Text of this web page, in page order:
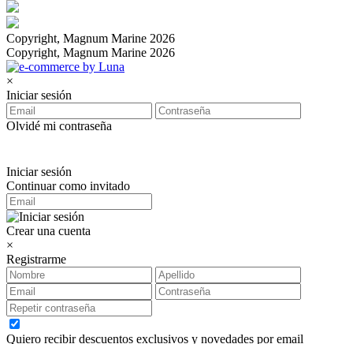
Copyright, Magnum Marine 2026
Copyright, Magnum Marine 2026
×
Iniciar sesión
Olvidé mi contraseña
Iniciar sesión
Continuar como invitado
Crear una cuenta
×
Registrarme
Quiero recibir descuentos exclusivos y novedades por email